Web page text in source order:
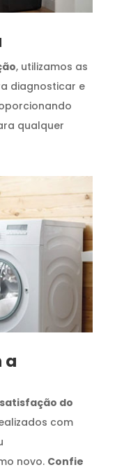
, utilizamos as
diagnosticar e
qualquer
a
satisfação do
com
novo. Confie